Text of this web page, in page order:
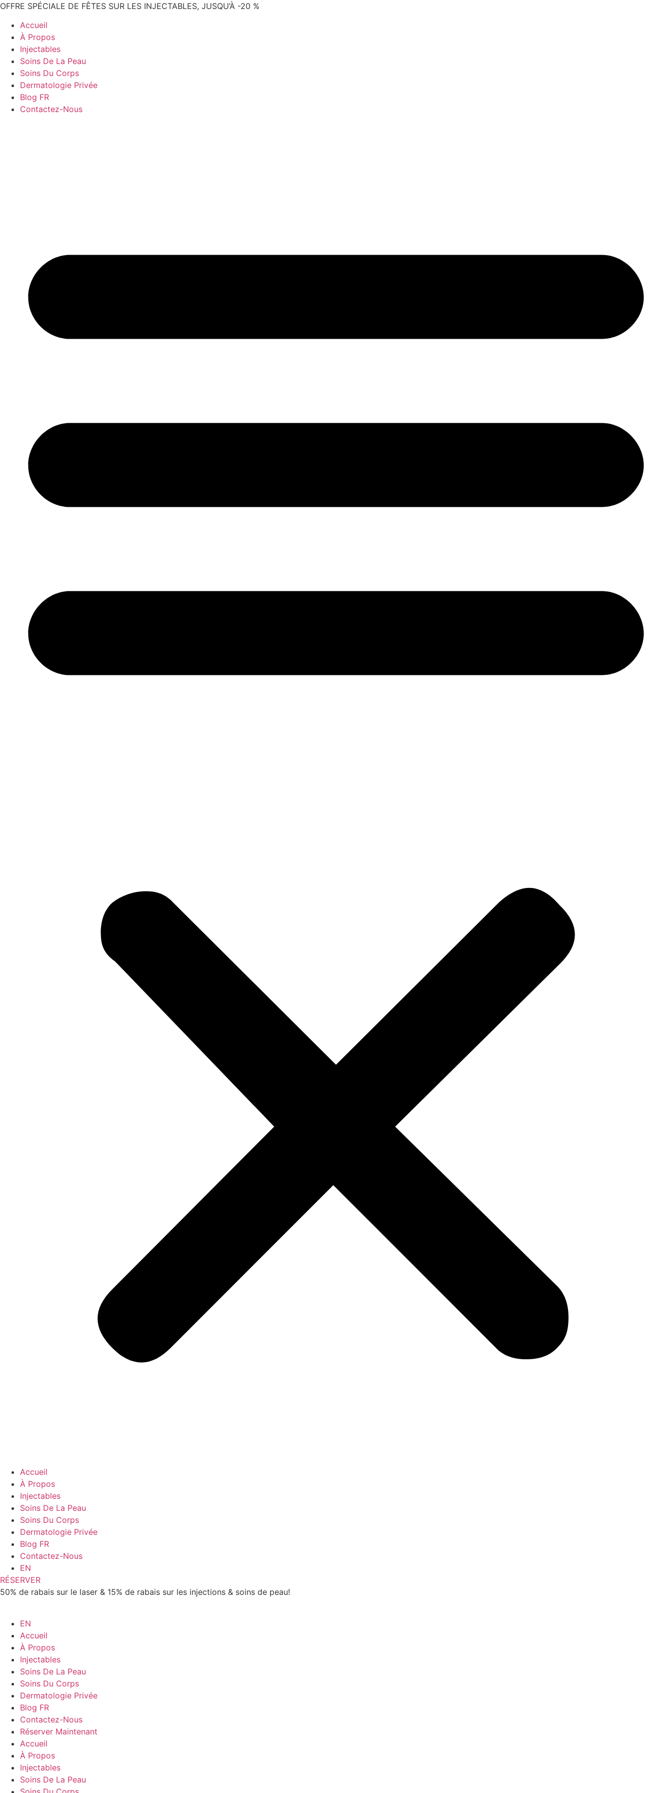
Aller
contenu
OFFRE SPÉCIALE DE FÊTES SUR LES INJECTABLES, JUSQU’À -20 %
Accueil
À Propos
Injectables
Soins De La Peau
Soins Du Corps
Dermatologie Privée
Blog FR
Contactez-Nous
Accueil
À Propos
Injectables
Soins De La Peau
Soins Du Corps
Dermatologie Privée
Blog FR
Contactez-Nous
EN
RÉSERVER
50% de rabais sur le laser & 15% de rabais sur les injections & soins de peau!
EN
Accueil
À Propos
Injectables
Soins De La Peau
Soins Du Corps
Dermatologie Privée
Blog FR
Contactez-Nous
Réserver Maintenant
Accueil
À Propos
Injectables
Soins De La Peau